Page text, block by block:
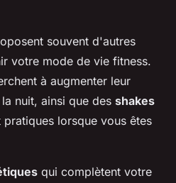
souvent d'autres
votre mode de vie fitness.
à augmenter leur
nuit, ainsi que des shakes
lorsque vous êtes
qui complètent votre